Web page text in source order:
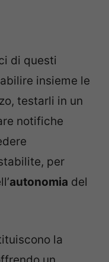
di questi
insieme le
testarli in un
notifiche
per
autonomia del
la